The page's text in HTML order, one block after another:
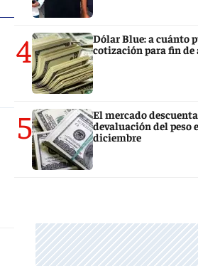
4
Dólar Blue: a cuánto
cotización para fin de
5
El mercado
devaluación del peso
diciembre